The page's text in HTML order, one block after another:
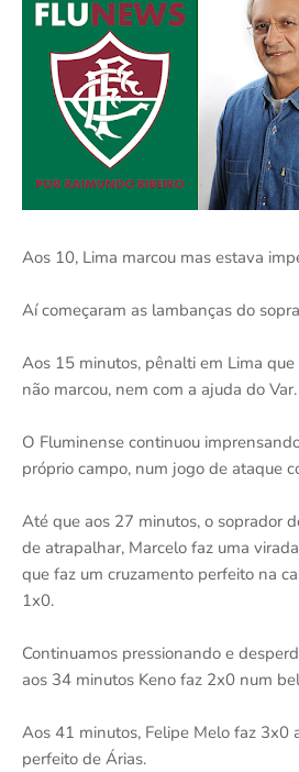
Aos 10, Lima marcou mas estava
Aí começaram as lambanças do
Aos 15 minutos, pênalti em Lima
não marcou, nem com a ajuda do Var.
O Fluminense continuou
próprio campo, num jogo de ataque
Até que aos 27 minutos, o soprador
de atrapalhar, Marcelo faz uma
que faz um cruzamento perfeito na
1x0.
Continuamos pressionando e
aos 34 minutos Keno faz 2x0 num
Aos 41 minutos, Felipe Melo faz 3x0
perfeito de Árias.